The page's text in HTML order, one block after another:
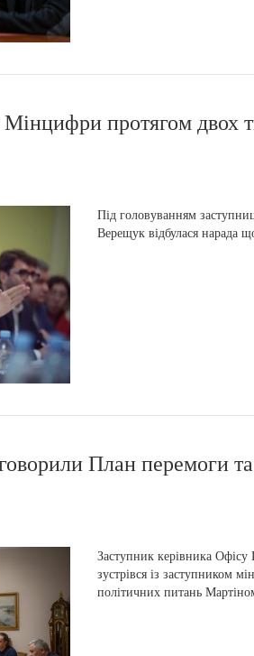
протягом двох
Під головуванням
Верещук відбулася
План перемоги
Заступник керівника
зустрівся із заступником
політичних питань